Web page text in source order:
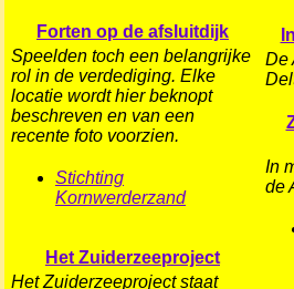
Forten op de afsluitdijk
Speelden toch een belangrijke
rol in de verdediging. Elke
locatie wordt hier beknopt
beschreven en van een
recente foto voorzien.
Stichting
Kornwerderzand
Het Zuiderzeeproject
Het Zuiderzeeproject staat
De
In
de